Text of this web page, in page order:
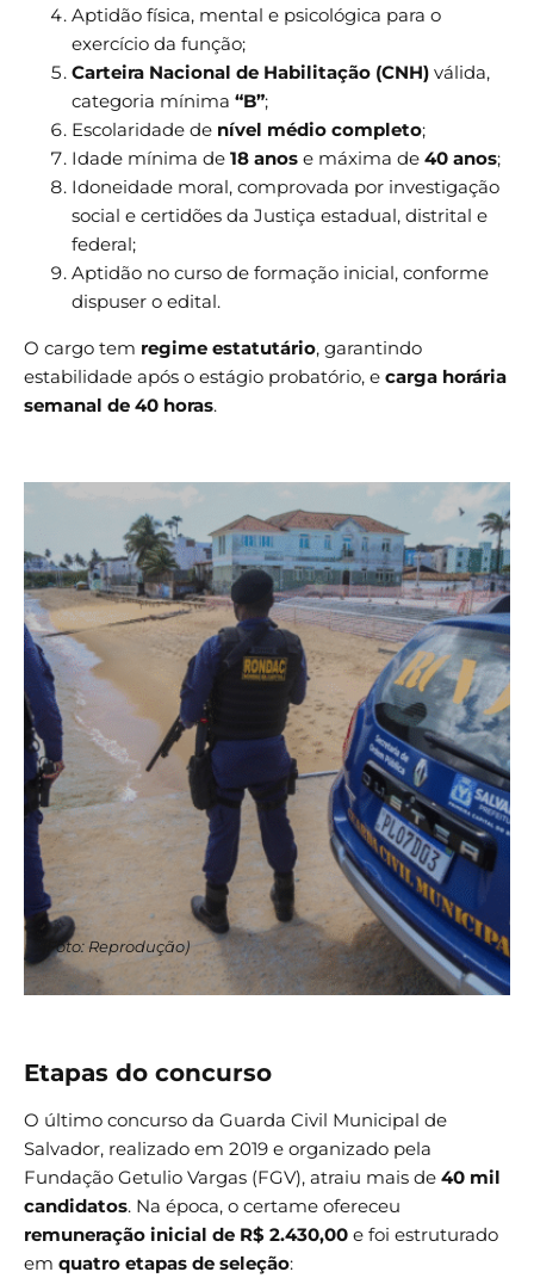
Aptidão física, mental e psicológica para o
exercício da função;
Carteira Nacional de Habilitação (CNH) válida,
categoria mínima “B”;
Escolaridade de nível médio completo;
Idade mínima de 18 anos e máxima de 40 anos;
Idoneidade moral, comprovada por investigação
social e certidões da Justiça estadual, distrital e
federal;
Aptidão no curso de formação inicial, conforme
dispuser o edital.
O cargo tem regime estatutário, garantindo
estabilidade após o estágio probatório, e carga horária
semanal de 40 horas.
(Foto: Reprodução)
Etapas do concurso
O último concurso da Guarda Civil Municipal de
Salvador, realizado em 2019 e organizado pela
Fundação Getulio Vargas (FGV), atraiu mais de 40 mil
candidatos. Na época, o certame ofereceu
remuneração inicial de R$ 2.430,00 e foi estruturado
em quatro etapas de seleção: